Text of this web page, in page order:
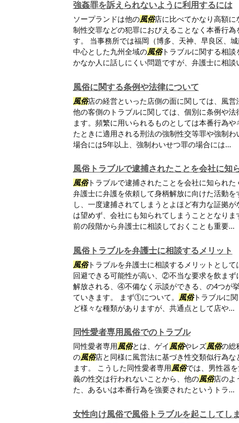
強姦罪を訴えられないように利用するには
ソープランドは他の風俗店に比べてかなり高額に
制性交罪などの犯罪におびえることなく本番行為
す。 当事務所では福岡（博多、天神、早良区、
中心とした九州全域の風俗トラブルに関する相談
かなか人に話しにくい問題ですが、弁護士に相談
風俗に関する条例や法律について
風俗店の経営といった店側の面に関しては、風
他の客側のトラブルに関しては、個別に条例や法
ます。頻繁に用いられるものとしては本番行為
たときに適用される刑法の強制性交等罪や強制
場合には5年以上、強制わいせつ罪の場合には...
風俗トラブルで逮捕されたことを会社に知
風俗トラブルで逮捕されたことを会社に知られた
弁護士に弁護を依頼して身柄解放に向けた活動
し、一度逮捕されてしまうとよほど有力な証拠
は望めず、会社にも知られてしまうこととなりま
前の段階から弁護士に相談しておくことも重要...
風俗トラブルを弁護士に相談するメリット
風俗トラブルを弁護士に相談するメリットとし
回避できる可能性が高い、②不当な要求を飲ま
解放される、④不備なく示談ができる、の4つが
ていきます。 まず①について。
風俗トラブルに
ど様々な種類がありますが、共通点として店や...
同性愛者専用風俗でのトラブル
同性愛者専用風俗とは、ゲイ 風俗やレズ風俗の総
の風俗店と同様に風営法に基づき性交類似行為
ます。 こうした同性愛者専用風俗では、男性器
義の性交は行われないことから、他の風俗店のよ
た、あるいは本番行為を強要されたというトラ...
女性向け風俗で風俗トラブルを起こしてし